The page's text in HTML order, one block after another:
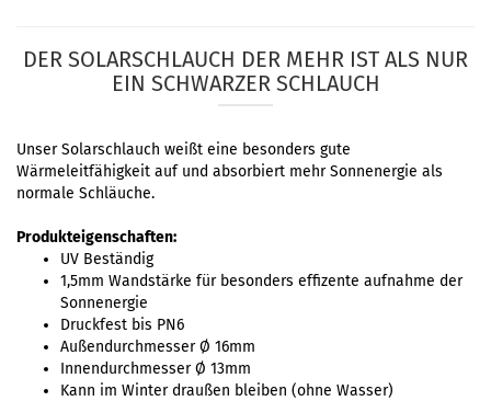
DER SOLARSCHLAUCH DER MEHR IST ALS NUR
EIN SCHWARZER SCHLAUCH
Unser Solarschlauch weißt eine besonders gute
Wärmeleitfähigkeit auf und absorbiert mehr Sonnenergie als
normale Schläuche.
Produkteigenschaften:
UV Beständig
1,5mm Wandstärke für besonders effizente aufnahme der
Sonnenergie
Druckfest bis PN6
Außendurchmesser Ø 16mm
Innendurchmesser Ø 13mm
Kann im Winter draußen bleiben (ohne Wasser)